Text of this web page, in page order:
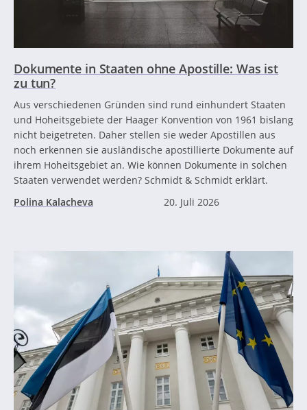
Dokumente in Staaten ohne Apostille: Was ist
zu tun?
Aus verschiedenen Gründen sind rund einhundert Staaten
und Hoheitsgebiete der Haager Konvention von 1961 bislang
nicht beigetreten. Daher stellen sie weder Apostillen aus
noch erkennen sie ausländische apostillierte Dokumente auf
ihrem Hoheitsgebiet an. Wie können Dokumente in solchen
Staaten verwendet werden? Schmidt & Schmidt erklärt.
Polina Kalacheva
20. Juli 2026